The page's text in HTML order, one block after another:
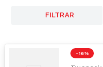
FILTRAR
-16 %